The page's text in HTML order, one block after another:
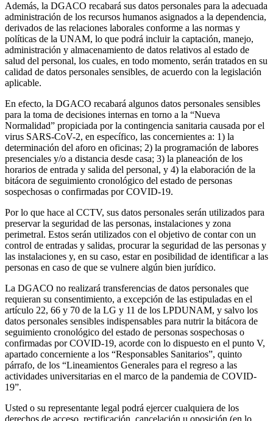
Además, la DGACO recabará sus datos personales para la adecuada
administración de los recursos humanos asignados a la dependencia,
derivados de las relaciones laborales conforme a las normas y
políticas de la UNAM, lo que podrá incluir la captación, manejo,
administración y almacenamiento de datos relativos al estado de
salud del personal, los cuales, en todo momento, serán tratados en su
calidad de datos personales sensibles, de acuerdo con la legislación
aplicable.
En efecto, la DGACO recabará algunos datos personales sensibles
para la toma de decisiones internas en torno a la “Nueva
Normalidad” propiciada por la contingencia sanitaria causada por el
virus SARS-CoV-2, en específico, las concernientes a: 1) la
determinación del aforo en oficinas; 2) la programación de labores
presenciales y/o a distancia desde casa; 3) la planeación de los
horarios de entrada y salida del personal, y 4) la elaboración de la
bitácora de seguimiento cronológico del estado de personas
sospechosas o confirmadas por COVID-19.
Por lo que hace al CCTV, sus datos personales serán utilizados para
preservar la seguridad de las personas, instalaciones y zona
perimetral. Estos serán utilizados con el objetivo de contar con un
control de entradas y salidas, procurar la seguridad de las personas y
las instalaciones y, en su caso, estar en posibilidad de identificar a las
personas en caso de que se vulnere algún bien jurídico.
La DGACO no realizará transferencias de datos personales que
requieran su consentimiento, a excepción de las estipuladas en el
artículo 22, 66 y 70 de la LG y 11 de los LPDUNAM, y salvo los
datos personales sensibles indispensables para nutrir la bitácora de
seguimiento cronológico del estado de personas sospechosas o
confirmadas por COVID-19, acorde con lo dispuesto en el punto V,
apartado concerniente a los “Responsables Sanitarios”, quinto
párrafo, de los “Lineamientos Generales para el regreso a las
actividades universitarias en el marco de la pandemia de COVID-
19”.
Usted o su representante legal podrá ejercer cualquiera de los